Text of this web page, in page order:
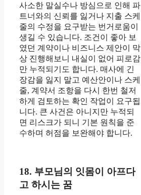
사소한 말실수나 방심으로 인해 파
트너와의 신뢰를 잃거나 지출 스케
줄의 수정을 요구받는 번거로움이
생길 수 있습니다. 조건이 좋아 보
였던 계약이나 비즈니스 제안이 막
상 진행해보니 내실이 없어 피로감
만 누적되기도 합니다. 매사에 긴
장감을 잃지 말고 예산안이나 스케
줄, 계약서 조항을 다시 한번 철저
하게 검토하는 확인 작업이 요구됩
니다. 큰 사건은 아니지만 누적되
면 리스크가 되니 기본 원칙을 준
수하며 허점을 보완해야 합니다.
18. 부모님의 잇몸이 아프다
고 하시는 꿈